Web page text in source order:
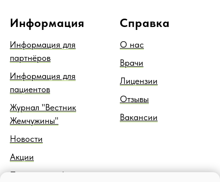
Информация
Информация для
партнёров
Информация для
пациентов
Журнал "Вестник
Жемчужины"
Новости
Акции
Правовая информация
Справка
О нас
Врачи
Лицензии
Отзывы
Вакансии